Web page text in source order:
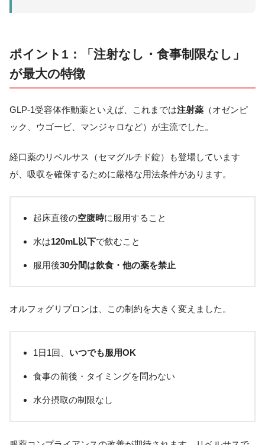
ポイント1：「注射なし・食事制限なし」
が最大の特徴
GLP-1受容体作動薬といえば、これまでは注射薬 （オゼンピ
ック、ウゴービ、マンジャロなど）が主流でした。
経口薬のリベルサス（セマグルチド錠）も登場しています
が、吸収を確保するために厳格な用法条件があります。
起床直後の空腹時に服用すること
水は120mL以下で飲むこと
服用後30分間は飲食・他の薬を禁止
オルフォグリプロンは、この制約を大きく変えました。
1日1回、 いつでも服用OK
食事の前後・タイミングを問わない
水分摂取の制限なし